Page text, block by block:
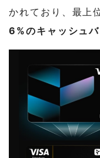
かれており、最上
6%のキャッシュバ